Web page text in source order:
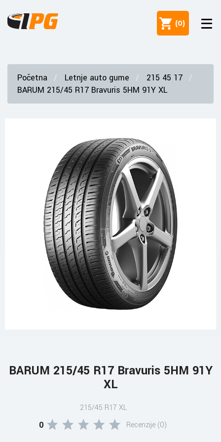
(0)
Početna Letnje auto gume
215 45 17
BARUM 215/45 R17 Bravuris 5HM 91Y XL
BARUM 215/45 R17 Bravuris 5HM 91Y
XL
215/45 R17 XL
0 Recenzije (0)